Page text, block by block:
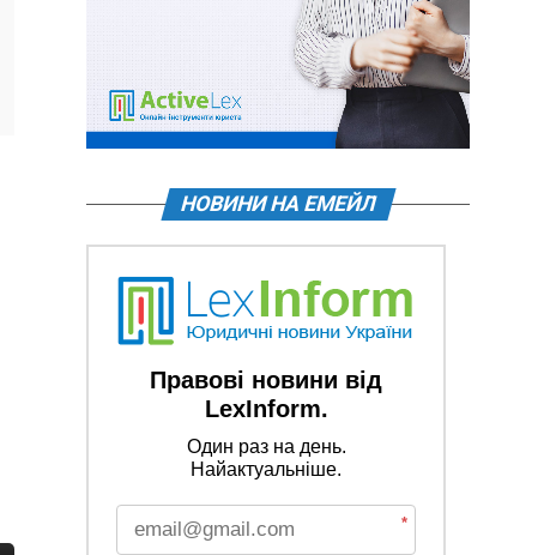
НОВИНИ НА ЕМЕЙЛ
Правові новини від
LexInform.
Один раз на день.
Найактуальніше.
*